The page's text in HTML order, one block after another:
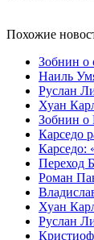
Похожие
Зобнин о
Наиль
Руслан
Хуан
Зобнин о
Карседо
Карседо:
Переход
Роман
Хуан
Руслан